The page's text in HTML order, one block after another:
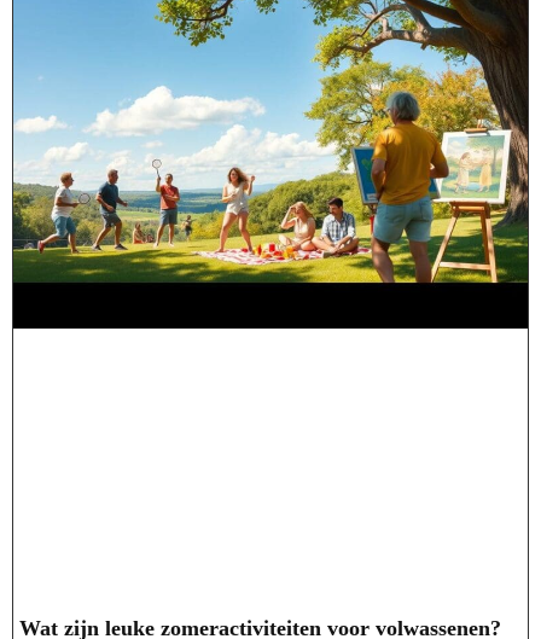
Wat zijn leuke zomeractiviteiten voor volwassenen?